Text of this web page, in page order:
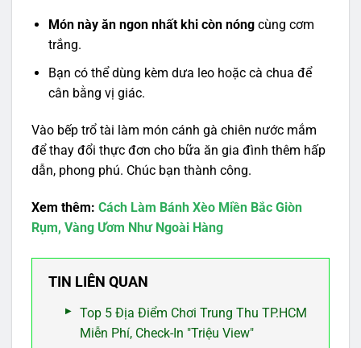
Món này ăn ngon nhất khi còn nóngcùng cơm
trắng.
Bạn có thể dùng kèm dưa leo hoặc cà chua để
cân bằng vị giác.
Vào bếp trổ tài làm món cánh gà chiên nước mắm
để thay đổi thực đơn cho bữa ăn gia đình thêm hấp
dẫn, phong phú. Chúc bạn thành công.
Xem thêm: Cách Làm Bánh Xèo Miền Bắc Giòn
Rụm, Vàng Ươm Như Ngoài Hàng
TIN LIÊN QUAN
Top 5 Địa Điểm Chơi Trung Thu TP.HCM
Miễn Phí, Check-In "Triệu View"